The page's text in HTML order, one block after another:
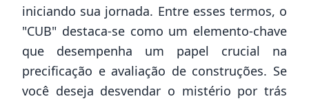
iniciando sua jornada. Entre esses termos, o
"CUB" destaca-se como um elemento-chave
que desempenha um papel crucial na
precificação e avaliação de construções. Se
você deseja desvendar o mistério por trás